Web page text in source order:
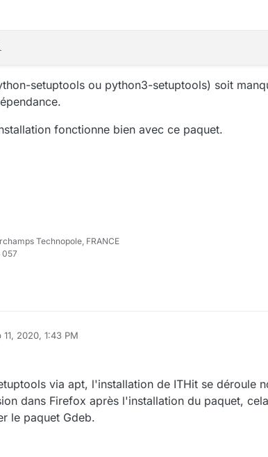
setuptools ou python3-setuptools) soit
fonctionne bien avec ce paquet.
Technopole, FRANCE
057
11, 2020, 1:43 PM
via apt, l'installation de ITHit se déroule
dans Firefox après l'installation du paquet,
le paquet Gdeb.